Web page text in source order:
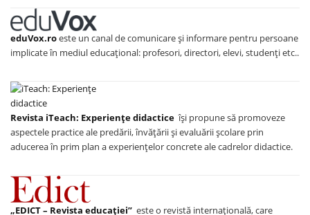
eduVox.roeste un canal de comunicare și informare pentru persoane
implicate în mediul educațional: profesori, directori, elevi, studenți etc..
Revista iTeach: Experienţe didactice îşi propune să promoveze
aspectele practice ale predării, învăţării şi evaluării şcolare prin
aducerea în prim plan a experienţelor concrete ale cadrelor didactice.
„EDICT – Revista educației” este o revistă internațională, care